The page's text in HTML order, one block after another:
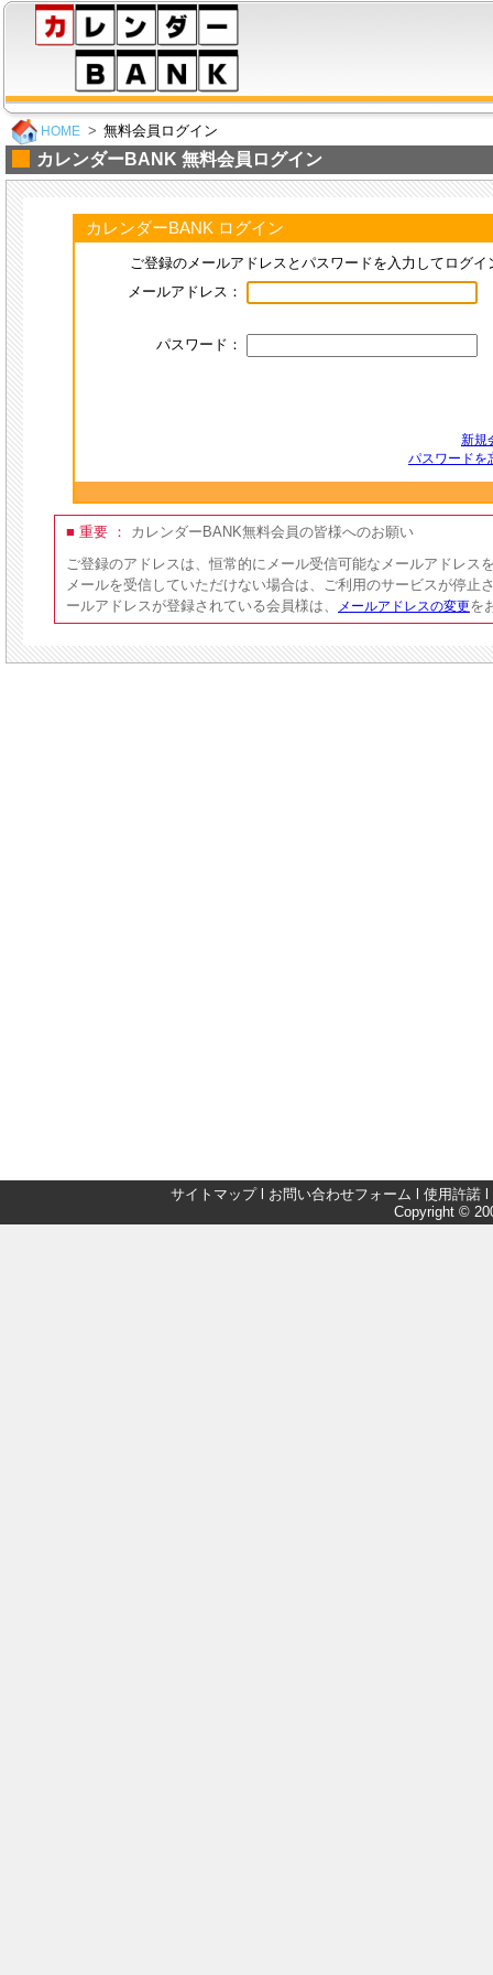
HOME 無料会員ログイン
カレンダーBANK 無料会員ログイン
カレンダーBANK ログイン
ご登録のメールアドレスとパスワードを入力してログイ
メールアドレス：
パスワード：
新規
パスワードを
■ 重要 ：
カレンダーBANK無料会員の皆様へのお願い
ご登録のアドレスは、恒常的にメール受信可能なメールアドレス
メールを受信していただけない場合は、ご利用のサービスが停止
ールアドレスが登録されている会員様は、
メールアドレスの変更を
サイトマップl お問い合わせフォーム 使用許諾
Copyright ©